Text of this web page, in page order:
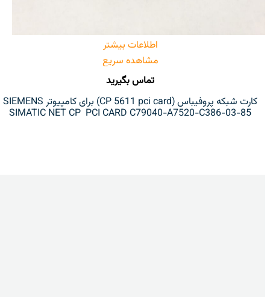
اطلاعات بیشتر
مشاهده سریع
تماس بگیرید
کارت شبکه پروفیباس (CP 5611 pci card) برای کامپیوتر SIEMENS
SIMATIC NET CP PCI CARD C79040-A7520-C386-03-85